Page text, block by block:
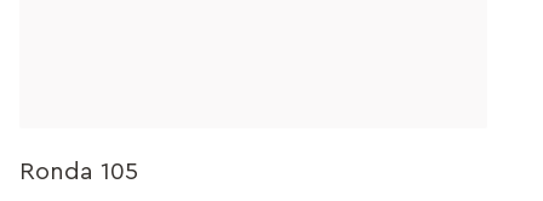
Ronda 105